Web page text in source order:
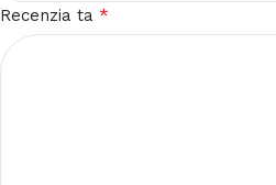
Recenzia ta *